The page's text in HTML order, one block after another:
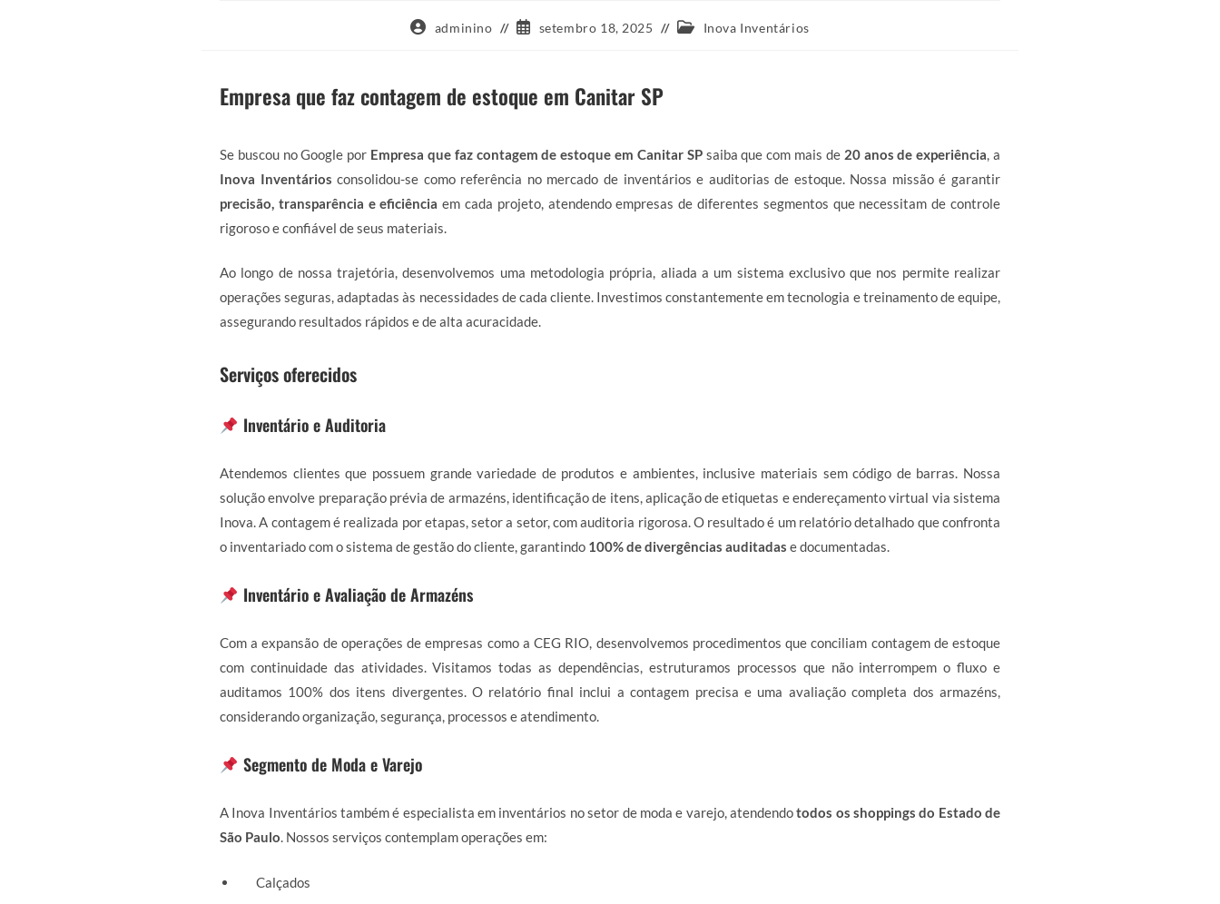
Autoradminino
Postsetembro 18, 2025
Categoria
Inova Inventários
Empresa que faz contagem de estoque em Canitar SP
Se buscou no Google por Empresa que faz contagem de estoque em Canitar SPsaiba que com mais de 20 anos de experiência , a
Inova Inventários consolidou-se como referência no mercado de inventários e auditorias de estoque. Nossa missão é garantir
precisão, transparência e eficiência em cada projeto, atendendo empresas de diferentes segmentos que necessitam de controle
rigoroso e confiável de seus materiais.
Ao longo de nossa trajetória, desenvolvemos uma metodologia própria, aliada a um sistema exclusivo que nos permite realizar
operações seguras, adaptadas às necessidades de cada cliente. Investimos constantemente em tecnologia e treinamento de equipe,
assegurando resultados rápidos e de alta acuracidade.
Serviços oferecidos
Inventário e Auditoria
Atendemos clientes que possuem grande variedade de produtos e ambientes, inclusive materiais sem código de barras. Nossa
solução envolve preparação prévia de armazéns, identificação de itens, aplicação de etiquetas e endereçamento virtual via sistema
Inova. A contagem é realizada por etapas, setor a setor, com auditoria rigorosa. O resultado é um relatório detalhado que confronta
o inventariado com o sistema de gestão do cliente, garantindo 100% de divergências auditadas e documentadas.
Inventário e Avaliação de Armazéns
Com a expansão de operações de empresas como a CEG RIO, desenvolvemos procedimentos que conciliam contagem de estoque
com continuidade das atividades. Visitamos todas as dependências, estruturamos processos que não interrompem o fluxo e
auditamos 100% dos itens divergentes. O relatório final inclui a contagem precisa e uma avaliação completa dos armazéns,
considerando organização, segurança, processos e atendimento.
Segmento de Moda e Varejo
A Inova Inventários também é especialista em inventários no setor de moda e varejo, atendendotodos os shoppings do Estado de
São Paulo. Nossos serviços contemplam operações em:
Calçados